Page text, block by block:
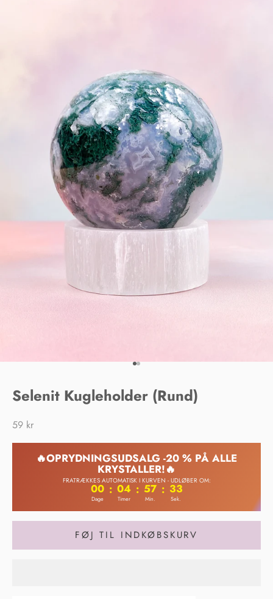
Gå til element 1
Gå til element 2
Selenit Kugleholder (Rund)
Salgspris
59 kr
🔥OPRYDNINGSUDSALG -20 % PÅ ALLE
KRYSTALLER!🔥
FRATRÆKKES AUTOMATISK I KURVEN - UDLØBER OM:
00
Dage
: 04
Timer
: 57
Min.
: 32
Sek.
FØJ TIL INDKØBSKURV